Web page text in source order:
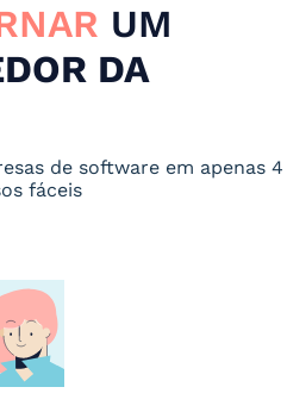
UM
DA
de software em apenas 4
fáceis